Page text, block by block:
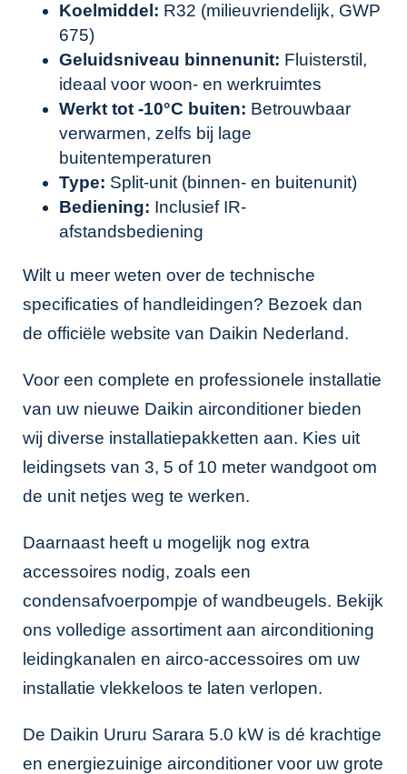
Koelmiddel: R32 (milieuvriendelijk, GWP
675)
Geluidsniveau binnenunit: Fluisterstil,
ideaal voor woon- en werkruimtes
Werkt tot -10°C buiten: Betrouwbaar
verwarmen, zelfs bij lage
buitentemperaturen
Type: Split-unit (binnen- en buitenunit)
Bediening: Inclusief IR-
afstandsbediening
Wilt u meer weten over de technische
specificaties of handleidingen? Bezoek dan
de officiële website van Daikin Nederland.
Voor een complete en professionele installatie
van uw nieuwe Daikin airconditioner bieden
wij diverse installatiepakketten aan. Kies uit
leidingsets van 3, 5 of 10 meter wandgoot om
de unit netjes weg te werken.
Daarnaast heeft u mogelijk nog extra
accessoires nodig, zoals een
condensafvoerpompje of wandbeugels. Bekijk
ons volledige assortiment aan airconditioning
leidingkanalen en airco-accessoires om uw
installatie vlekkeloos te laten verlopen.
De Daikin Ururu Sarara 5.0 kW is dé krachtige
en energiezuinige airconditioner voor uw grote